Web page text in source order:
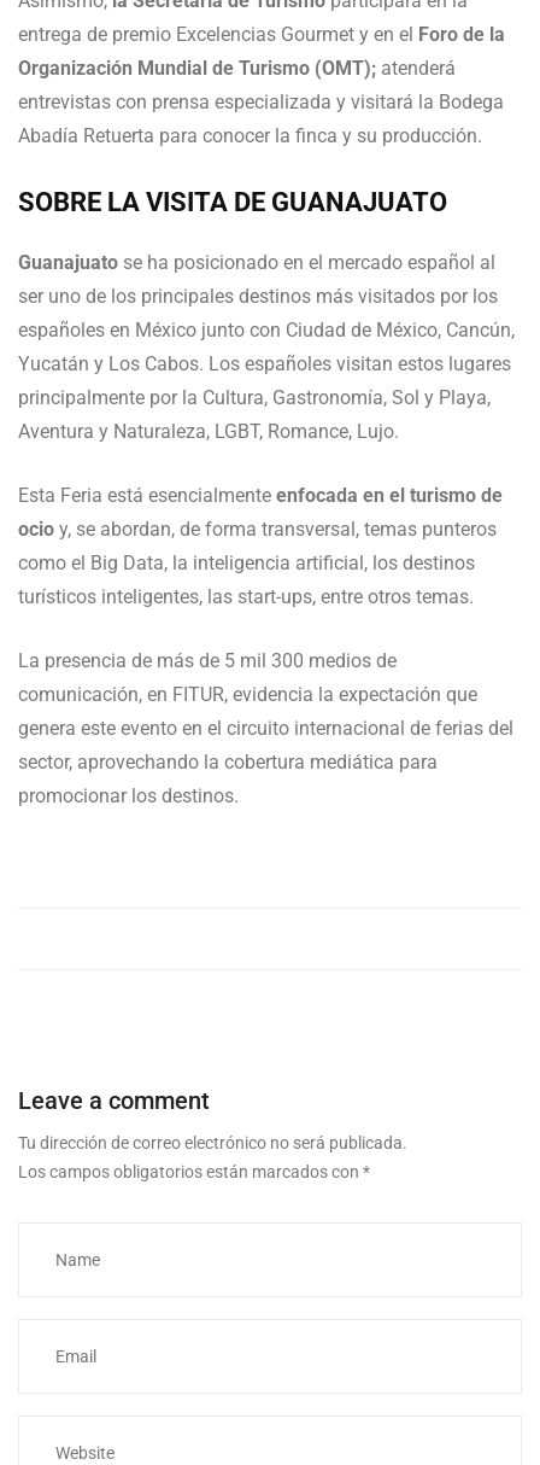
entrega de premio Excelencias Gourmet y en el Foro de la
Organización Mundial de Turismo (OMT); atenderá
entrevistas con prensa especializada y visitará la Bodega
Abadía Retuerta para conocer la finca y su producción.
SOBRE LA VISITA DE GUANAJUATO
Guanajuato se ha posicionado en el mercado español al
ser uno de los principales destinos más visitados por los
españoles en México junto con Ciudad de México, Cancún,
Yucatán y Los Cabos. Los españoles visitan estos lugares
principalmente por la Cultura, Gastronomía, Sol y Playa,
Aventura y Naturaleza, LGBT, Romance, Lujo.
Esta Feria está esencialmente enfocada en el turismo de
ocio y, se abordan, de forma transversal, temas punteros
como el Big Data, la inteligencia artificial, los destinos
turísticos inteligentes, las start-ups, entre otros temas.
La presencia de más de 5 mil 300 medios de
comunicación, en FITUR, evidencia la expectación que
genera este evento en el circuito internacional de ferias del
sector, aprovechando la cobertura mediática para
promocionar los destinos.
Leave a comment
Tu dirección de correo electrónico no será publicada.
Los campos obligatorios están marcados con *